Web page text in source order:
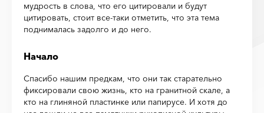
мудрость в слова, что его цитировали и будут
цитировать, стоит все-таки отметить, что эта тема
поднималась задолго и до него.
Начало
Спасибо нашим предкам, что они так старательно
фиксировали свою жизнь, кто на гранитной скале, а
кто на глиняной пластинке или папирусе. И хотя до